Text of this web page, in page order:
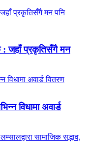
: जहाँ प्रकृतिसँगै मन
विधामा अवार्ड